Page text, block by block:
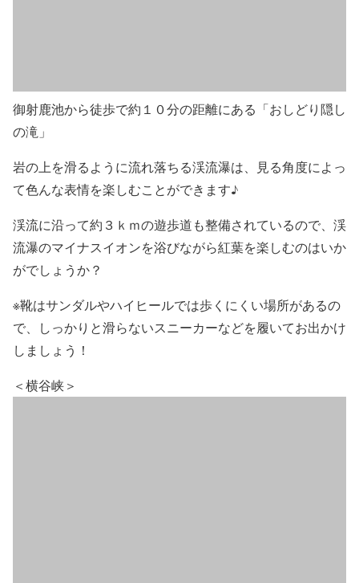
御射鹿池から徒歩で約１０分の距離にある「おしどり隠し
の滝」
岩の上を滑るように流れ落ちる渓流瀑は、見る角度によっ
て色んな表情を楽しむことができます♪
渓流に沿って約３ｋｍの遊歩道も整備されているので、渓
流瀑のマイナスイオンを浴びながら紅葉を楽しむのはいか
がでしょうか？
※靴はサンダルやハイヒールでは歩くにくい場所があるの
で、しっかりと滑らないスニーカーなどを履いてお出かけ
しましょう！
＜横谷峡＞